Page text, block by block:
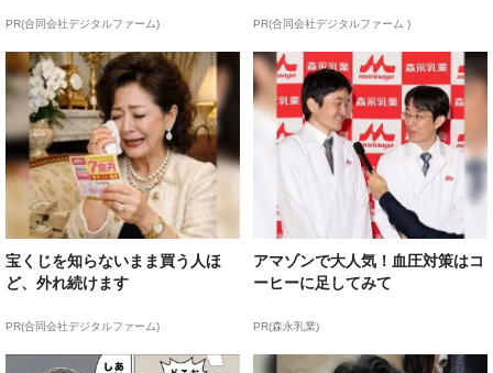
PR(合同会社デジタルファーム) PR(合同会社デジタルファーム )
宝くじを知らないまま買う人ほ
ど、外れ続けます
PR(合同会社デジタルファーム)
アマゾンで大人気！血圧対策はコ
ーヒーに足してみて
PR(森永乳業)